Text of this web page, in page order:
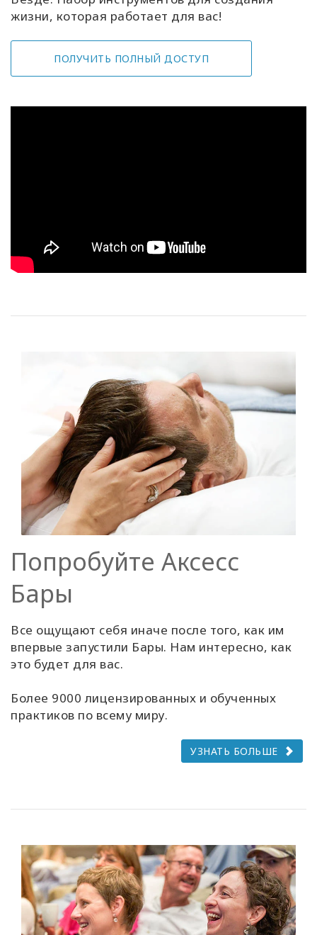
жизни, которая работает для вас!
ПОЛУЧИТЬ ПОЛНЫЙ ДОСТУП
Попробуйте Аксесс
Бары
Все ощущают себя иначе после того, как им
впервые запустили Бары. Нам интересно, как
это будет для вас.
Более 9000 лицензированных и обученных
практиков по всему миру.
УЗНАТЬ БОЛЬШЕ